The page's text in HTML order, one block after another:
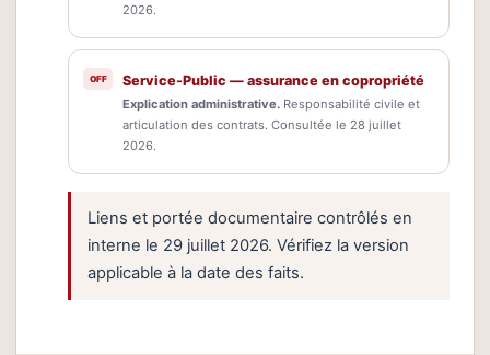
2026.
Service-Public — assurance en copropriété
Explication administrative. Responsabilité civile et
articulation des contrats. Consultée le 28 juillet
2026.
Liens et portée documentaire contrôlés en
interne le 29 juillet 2026. Vérifiez la version
applicable à la date des faits.